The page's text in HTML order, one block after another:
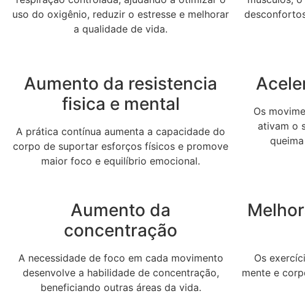
uso do oxigênio, reduzir o estresse e melhorar
a qualidade de vida.
Aumento da resistencia
fisica e mental
A prática contínua aumenta a capacidade do
corpo de suportar esforços físicos e promove
maior foco e equilíbrio emocional.
Os
ativam o
Aumento da
concentração
A necessidade de foco em cada movimento
desenvolve a habilidade de concentração,
beneficiando outras áreas da vida.
Os
mente e